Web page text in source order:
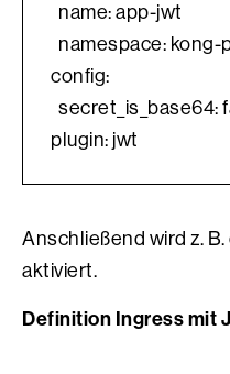
  name: app-jwt
namespace: kong-
config:
secret_is_base64:
plugin: jwt
Anschließend wird z.
aktiviert.
Definition Ingress mit